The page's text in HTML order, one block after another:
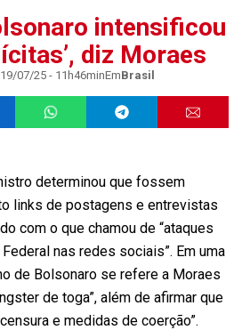
intensificou
diz Moraes
19/07/25 - 11h46minEmBrasil
determinou que fossem
links de postagens e entrevistas
com o que chamou de “ataques
nas redes sociais”. Em uma
de Bolsonaro se refere a Moraes
de toga”, além de afirmar que
e medidas de coerção”.